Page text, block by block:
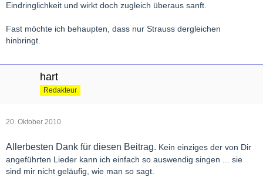
Eindringlichkeit und wirkt doch zugleich überaus sanft.
Fast möchte ich behaupten, dass nur Strauss dergleichen
hinbringt.
hart
Redakteur
20. Oktober 2010
Allerbesten Dank für diesen Beitrag. Kein einziges der von Dir
angeführten Lieder kann ich einfach so auswendig singen ... sie
sind mir nicht geläufig, wie man so sagt.